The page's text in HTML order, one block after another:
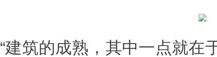
“建筑的成熟，其中一点就在